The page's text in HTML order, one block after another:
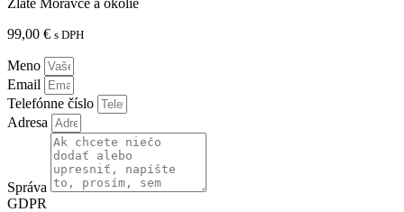
Zlaté Moravce a okolie
99,00 € s DPH
Meno
Email
Telefónne číslo
Adresa
Správa
GDPR